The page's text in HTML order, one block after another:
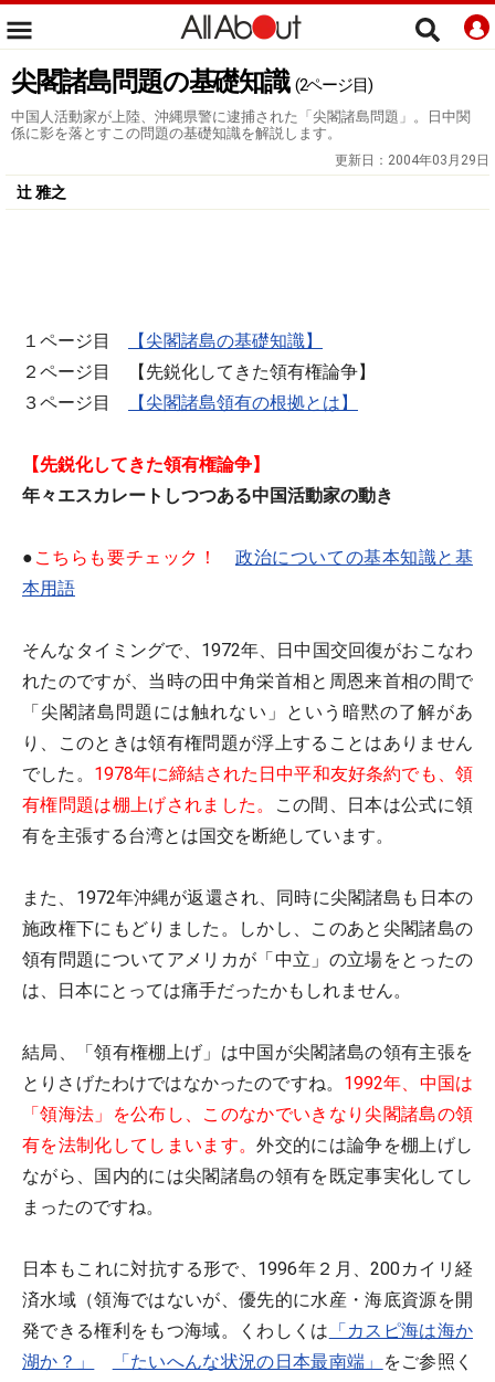
尖閣諸島問題の基礎知識 (2ページ目)
中国人活動家が上陸、沖縄県警に逮捕された「尖閣諸島問題」。日中関
係に影を落とすこの問題の基礎知識を解説します。
更新日： 2004年03月29日
辻 雅之
１ページ目
【尖閣諸島の基礎知識】
２ページ目 【先鋭化してきた領有権論争】
３ページ目
【尖閣諸島領有の根拠とは】
【先鋭化してきた領有権論争】
年々エスカレートしつつある中国活動家の動き
● こちらも要チェック！
政治についての基本知識と基
本用語
そんなタイミングで、1972年、日中国交回復がおこなわ
れたのですが、当時の田中角栄首相と周恩来首相の間で
「尖閣諸島問題には触れない」という暗黙の了解があ
り、このときは領有権問題が浮上することはありません
でした。 1978年に締結された日中平和友好条約でも、領
有権問題は棚上げされました。
この間、日本は公式に領
有を主張する台湾とは国交を断絶しています。
また、1972年沖縄が返還され、同時に尖閣諸島も日本の
施政権下にもどりました。しかし、このあと尖閣諸島の
領有問題についてアメリカが「中立」の立場をとったの
は、日本にとっては痛手だったかもしれません。
結局、「領有権棚上げ」は中国が尖閣諸島の領有主張を
とりさげたわけではなかったのですね。 1992年、中国は
「領海法」を公布し、このなかでいきなり尖閣諸島の領
有を法制化してしまいます。外交的には論争を棚上げし
ながら、国内的には尖閣諸島の領有を既定事実化してし
まったのですね。
日本もこれに対抗する形で、1996年２月、200カイリ経
済水域（領海ではないが、優先的に水産・海底資源を開
発できる権利をもつ海域。くわしくは 「カスピ海は海か
湖か？」
「たいへんな状況の日本最南端」
をご参照く